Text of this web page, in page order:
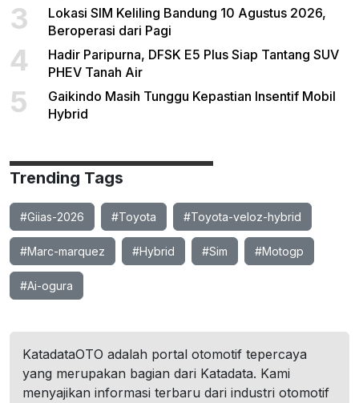
3
Lokasi SIM Keliling Bandung 10 Agustus 2026,
Beroperasi dari Pagi
4
Hadir Paripurna, DFSK E5 Plus Siap Tantang SUV
PHEV Tanah Air
5
Gaikindo Masih Tunggu Kepastian Insentif Mobil
Hybrid
Trending Tags
#Giias-2026 #Toyota #Toyota-veloz-hybrid
#Marc-marquez #Hybrid #Sim #Motogp
#Ai-ogura
KatadataOTO adalah portal otomotif tepercaya
yang merupakan bagian dari Katadata. Kami
menyajikan informasi terbaru dari industri otomotif